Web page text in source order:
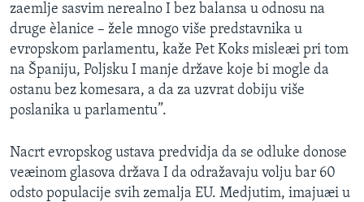
zaemlje sasvim nerealno I bez balansa u odnosu na
druge èlanice – žele mnogo više predstavnika u
evropskom parlamentu, kaže Pet Koks misleæi pri tom
na Španiju, Poljsku I manje države koje bi mogle da
ostanu bez komesara, a da za uzvrat dobiju više
poslanika u parlamentu”.
Nacrt evropskog ustava predvidja da se odluke donose
veæinom glasova država I da odražavaju volju bar 60
odsto populacije svih zemalja EU. Medjutim, imajuæi u